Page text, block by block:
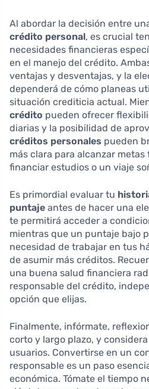
Al abordar la decisión entre
crédito personal, es crucial
necesidades financieras
en el manejo del crédito.
ventajas y desventajas, y la
dependerá de cómo planeas
situación crediticia actual.
crédito pueden ofrecer
diarias y la posibilidad de
créditos personales pueden
más clara para alcanzar metas
financiar estudios o un viaje
Es primordial evaluar tu
puntaje antes de hacer una
te permitirá acceder a
mientras que un puntaje bajo
necesidad de trabajar en tus
de asumir más créditos.
una buena salud financiera
responsable del crédito,
opción que elijas.
Finalmente, infórmate,
corto y largo plazo, y
usuarios. Convertirse en un
responsable es un paso
económica. Tómate el tiempo